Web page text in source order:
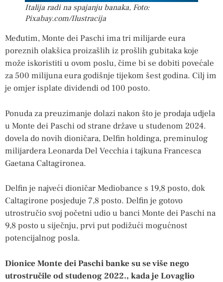
Italija radi na spajanju banaka, Foto:
Pixabay.com/Ilustracija
Međutim, Monte dei Paschi ima tri milijarde eura
poreznih olakšica proizašlih iz prošlih gubitaka koje
može iskoristiti u ovom poslu, čime bi se dobiti povećale
za 500 milijuna eura godišnje tijekom šest godina. Cilj im
je omjer isplate dividendi od 100 posto.
Ponuda za preuzimanje dolazi nakon što je prodaja udjela
u Monte dei Paschi od strane države u studenom 2024.
dovela do novih dioničara, Delfin holdinga, preminulog
milijardera Leonarda Del Vecchia i tajkuna Francesca
Gaetana Caltagironea.
Delfin je najveći dioničar Mediobance s 19,8 posto, dok
Caltagirone posjeduje 7,8 posto. Delfin je gotovo
utrostručio svoj početni udio u banci Monte dei Paschi na
9,8 posto u siječnju, prvi put podižući mogućnost
potencijalnog posla.
Dionice Monte dei Paschi banke su se više nego
utrostručile od studenog 2022., kada je Lovaglio